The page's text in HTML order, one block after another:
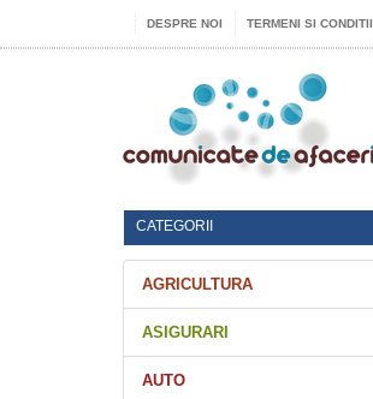
DESPRE NOI TERMENI SI CONDITII
CATEGORII
AGRICULTURA
ASIGURARI
AUTO